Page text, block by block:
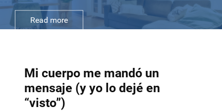
Read more
Mi cuerpo me mandó un
mensaje (y yo lo dejé en
“visto”)